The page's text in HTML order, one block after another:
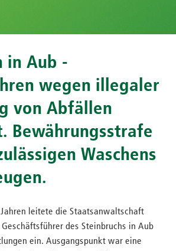
in Aub -
wegen illegaler
von Abfällen
Bewährungsstrafe
Waschens
leitete die Staatsanwaltschaft
des Steinbruchs in Aub
ein. Ausgangspunkt war eine